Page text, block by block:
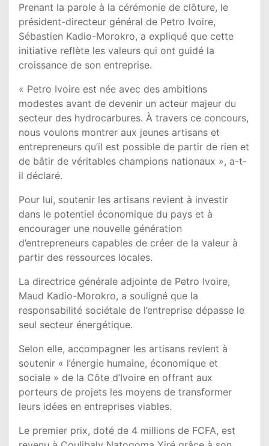
Prenant la parole à la cérémonie de clôture, le
président-directeur général de Petro Ivoire,
Sébastien Kadio-Morokro, a expliqué que cette
initiative reflète les valeurs qui ont guidé la
croissance de son entreprise.
« Petro Ivoire est née avec des ambitions
modestes avant de devenir un acteur majeur du
secteur des hydrocarbures. À travers ce concours,
nous voulons montrer aux jeunes artisans et
entrepreneurs qu’il est possible de partir de rien et
de bâtir de véritables champions nationaux », a-t-
il déclaré.
Pour lui, soutenir les artisans revient à investir
dans le potentiel économique du pays et à
encourager une nouvelle génération
d’entrepreneurs capables de créer de la valeur à
partir des ressources locales.
La directrice générale adjointe de Petro Ivoire,
Maud Kadio-Morokro, a souligné que la
responsabilité sociétale de l’entreprise dépasse le
seul secteur énergétique.
Selon elle, accompagner les artisans revient à
soutenir « l’énergie humaine, économique et
sociale » de la Côte d’Ivoire en offrant aux
porteurs de projets les moyens de transformer
leurs idées en entreprises viables.
Le premier prix, doté de 4 millions de FCFA, est